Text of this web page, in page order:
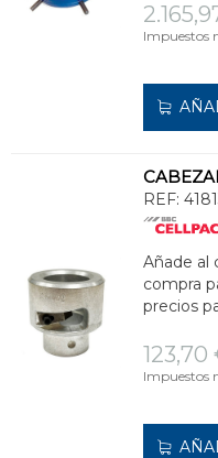
Impuestos
REF:
Añade al
compra
precios
123,70
Impuestos